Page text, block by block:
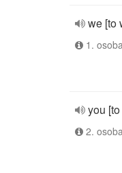
we [to
1.
you
2.